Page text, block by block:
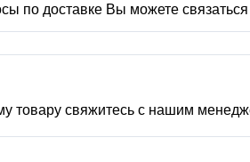
по доставке Вы можете
товару свяжитесь с нашим